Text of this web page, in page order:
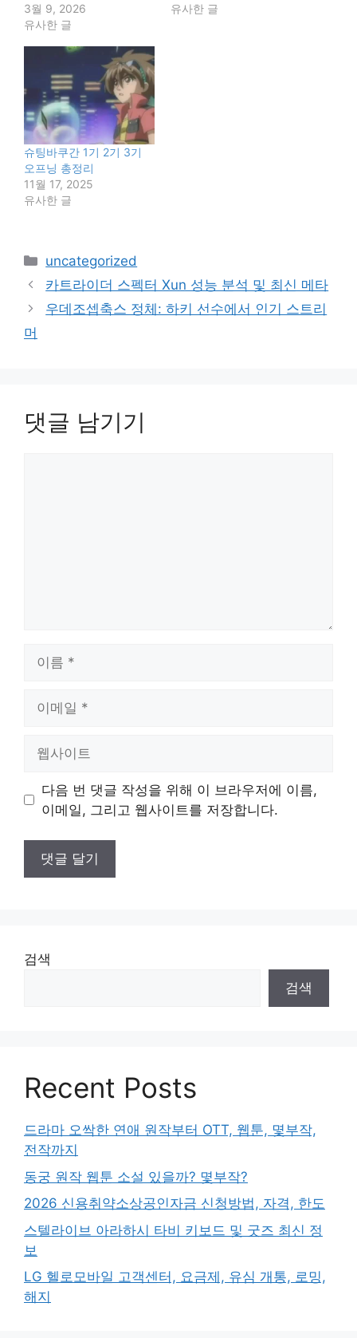
3월 9, 2026
유사한 글
유사한 글
슈팅바쿠간 1기 2기 3기
오프닝 총정리
11월 17, 2025
유사한 글
카
테
고
리
uncategorized
카트라이더 스펙터 Xun 성능 분석 및 최신 메타
우데조셉축스 정체: 하키 선수에서 인기 스트리
머
댓글 남기기
트
다음 번 댓글 작성을 위해 이 브라우저에 이름,
이메일, 그리고 웹사이트를 저장합니다.
검색
검색
Recent Posts
드라마 오싹한 연애 원작부터 OTT, 웹툰, 몇부작,
전작까지
동궁 원작 웹툰 소설 있을까? 몇부작?
2026 신용취약소상공인자금 신청방법, 자격, 한도
스텔라이브 아라하시 타비 키보드 및 굿즈 최신 정
보
LG 헬로모바일 고객센터, 요금제, 유심 개통, 로밍,
해지